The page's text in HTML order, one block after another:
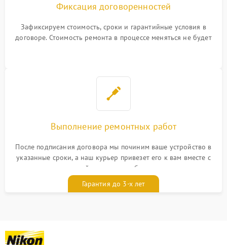
Фиксация договоренностей
Зафиксируем стоимость, сроки и гарантийные условия в
договоре. Стоимость ремонта в процессе меняться не будет
Выполнение ремонтных работ
После подписания договора мы починим ваше устройство в
указанные сроки, а наш курьер привезет его к вам вместе с
гарантийным талоном бесплатно
Гарантия до 3-х лет